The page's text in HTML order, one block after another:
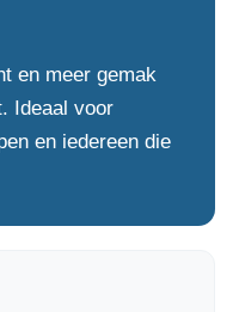
en meer gemak
Ideaal voor
en iedereen die